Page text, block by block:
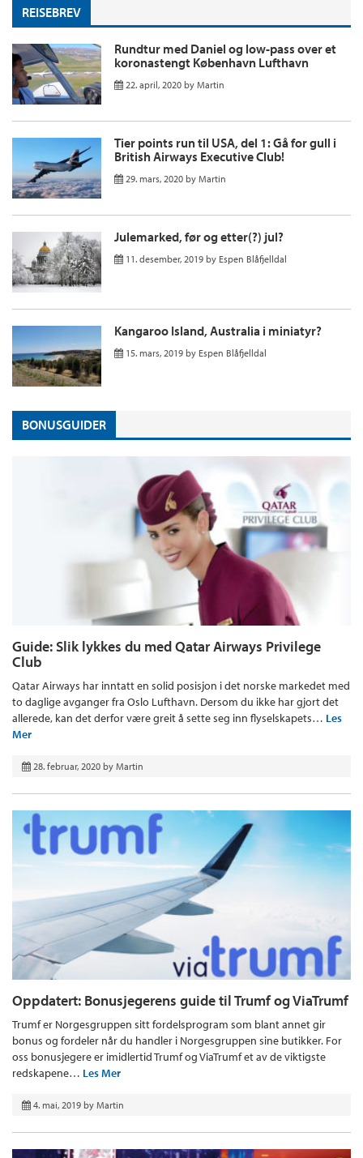
REISEBREV
Rundtur med Daniel og low-pass over et
koronastengt København Lufthavn
22. april, 2020 by Martin
Tier points run til USA, del 1: Gå for gull i
British Airways Executive Club!
29. mars, 2020 by Martin
Julemarked, før og etter(?) jul?
11. desember, 2019 by Espen Blåfjelldal
Kangaroo Island, Australia i miniatyr?
15. mars, 2019 by Espen Blåfjelldal
BONUSGUIDER
Guide: Slik lykkes du med Qatar Airways Privilege
Club
Qatar Airways har inntatt en solid posisjon i det norske markedet med
to daglige avganger fra Oslo Lufthavn. Dersom du ikke har gjort det
allerede, kan det derfor være greit å sette seg inn flyselskapets… Les
Mer
28. februar, 2020 by Martin
Oppdatert: Bonusjegerens guide til Trumf og ViaTrumf
Trumf er Norgesgruppen sitt fordelsprogram som blant annet gir
bonus og fordeler når du handler i Norgesgruppen sine butikker. For
oss bonusjegere er imidlertid Trumf og ViaTrumf et av de viktigste
redskapene… Les Mer
4. mai, 2019 by Martin